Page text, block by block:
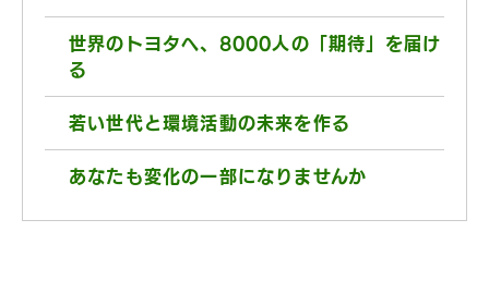
世界のトヨタへ、8000人の「期待」を届け
る
若い世代と環境活動の未来を作る
あなたも変化の一部になりませんか